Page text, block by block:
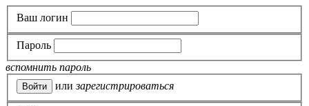
Ваш логин
Пароль
вспомнить пароль
или зарегистрироваться